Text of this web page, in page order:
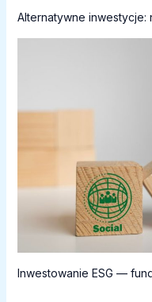
Alternatywne inwestycje:
Inwestowanie ESG —